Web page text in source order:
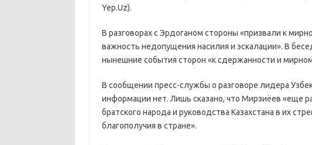
Yep.Uz).
В разговорах с Эрдоганом стороны «призвали к
важность недопущения насилия и эскалации». В
нынешние события сторон «к сдержанности и
В сообщении пресс-службы о разговоре лидера
информации нет. Лишь сказано, что Мирзиёев «еще
братского народа и руководства Казахстана в их
благополучия в стране».